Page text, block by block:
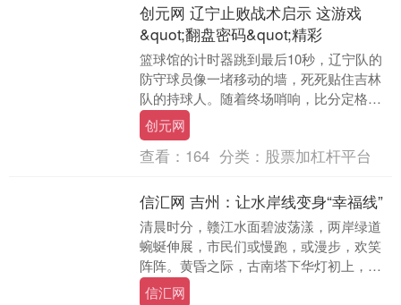
创元网 辽宁止败战术启示 这游戏
&quot;翻盘密码&quot;精彩
篮球馆的计时器跳到最后10秒，辽宁队的
防守球员像一堵移动的墙，死死贴住吉林
队的持球人。随着终场哨响，比分定格在
105:98——这支经历四连败的东北虎，终
于在主场....
创元网
查看： 164 分类： 股票加杠杆平台
信汇网 吉州：让水岸线变身“幸福线”
清晨时分，赣江水面碧波荡漾，两岸绿道
蜿蜒伸展，市民们或慢跑，或漫步，欢笑
阵阵。黄昏之际，古南塔下华灯初上，游
船在江面上穿梭，映照出“水巷能仁”的繁华
信汇网